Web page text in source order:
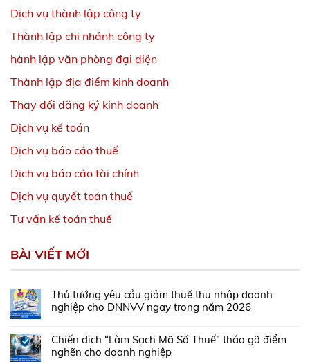
Dịch vụ thành lập công ty
Thành lập chi nhánh công ty
hành lập văn phòng đại diện
Thành lập địa điểm kinh doanh
Thay đổi đăng ký kinh doanh
Dịch vụ kế toán
Dịch vụ báo cáo thuế
Dịch vụ báo cáo tài chính
Dịch vụ quyết toán thuế
Tư vấn kế toán thuế
BÀI VIẾT MỚI
Thủ tướng yêu cầu giảm thuế thu nhập doanh
nghiệp cho DNNVV ngay trong năm 2026
Chiến dịch “Làm Sạch Mã Số Thuế” tháo gỡ điểm
nghẽn cho doanh nghiệp